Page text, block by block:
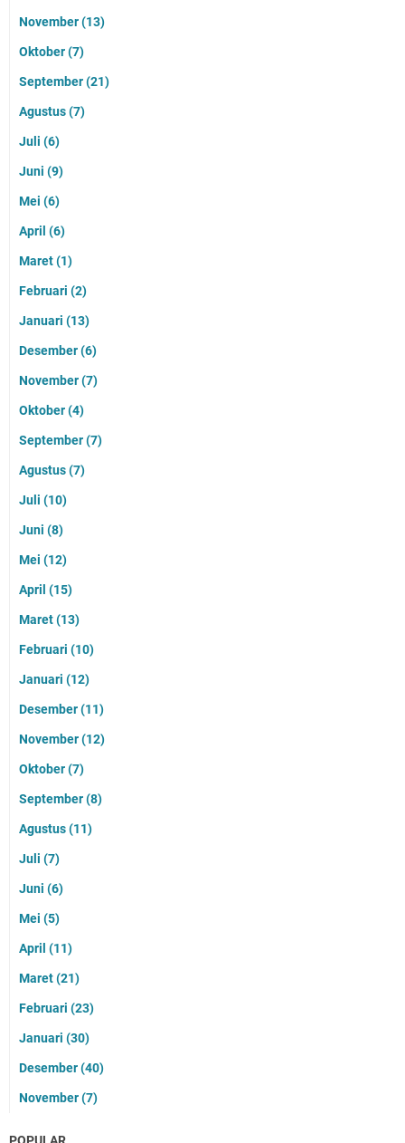
November(13)
Oktober(7)
September(21)
Agustus(7)
Juli (6)
Juni (9)
Mei (6)
April (6)
Maret(1)
Februari (2)
Januari (13)
Desember(6)
November(7)
Oktober(4)
September(7)
Agustus(7)
Juli (10)
Juni (8)
Mei (12)
April (15)
Maret(13)
Februari (10)
Januari (12)
Desember(11)
November(12)
Oktober(7)
September(8)
Agustus(11)
Juli (7)
Juni (6)
Mei (5)
April (11)
Maret(21)
Februari (23)
Januari (30)
Desember(40)
November(7)
POPULAR